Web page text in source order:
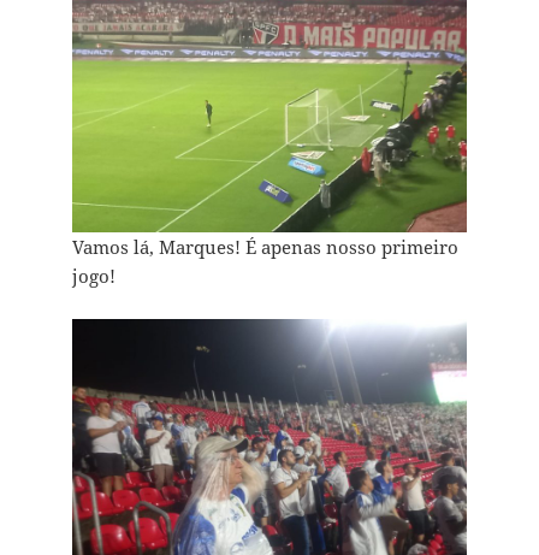
Vamos lá, Marques! É apenas nosso primeiro
jogo!